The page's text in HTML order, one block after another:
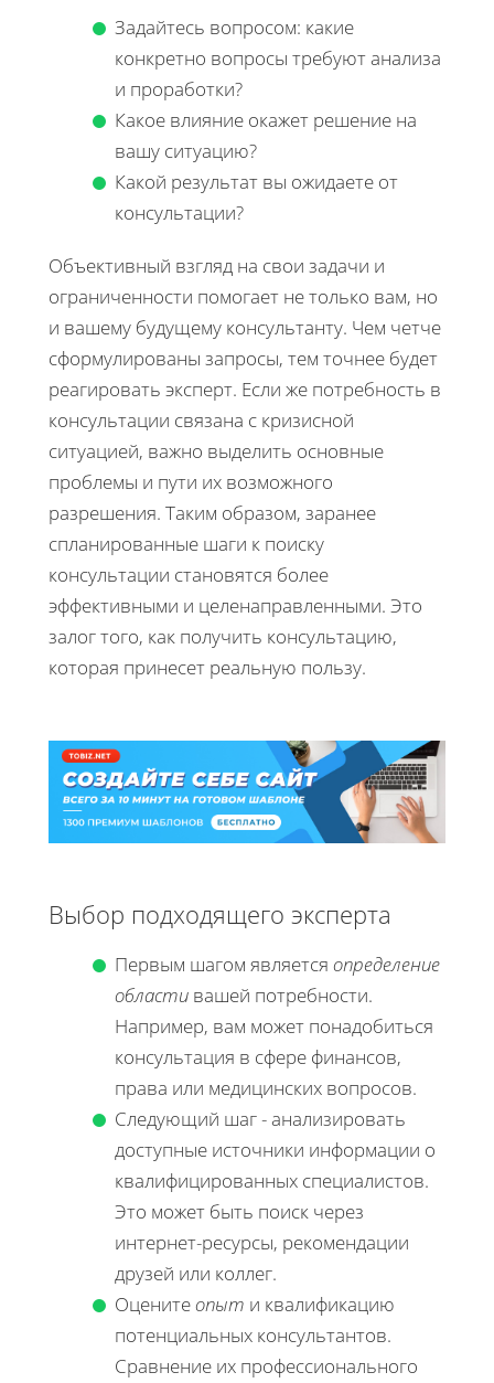
Задайтесь вопросом: какие
конкретно вопросы требуют анализа
и проработки?
Какое влияние окажет решение на
вашу ситуацию?
Какой результат вы ожидаете от
консультации?
Объективный взгляд на свои задачи и
ограниченности помогает не только вам, но
и вашему будущему консультанту. Чем четче
сформулированы запросы, тем точнее будет
реагировать эксперт. Если же потребность в
консультации связана с кризисной
ситуацией, важно выделить основные
проблемы и пути их возможного
разрешения. Таким образом, заранее
спланированные шаги к поиску
консультации становятся более
эффективными и целенаправленными. Это
залог того, как получить консультацию,
которая принесет реальную пользу.
Выбор подходящего эксперта
Первым шагом является определение
области вашей потребности.
Например, вам может понадобиться
консультация в сфере финансов,
права или медицинских вопросов.
Следующий шаг - анализировать
доступные источники информации о
квалифицированных специалистов.
Это может быть поиск через
интернет-ресурсы, рекомендации
друзей или коллег.
Оценитеопыт и квалификацию
потенциальных консультантов.
Сравнение их профессионального